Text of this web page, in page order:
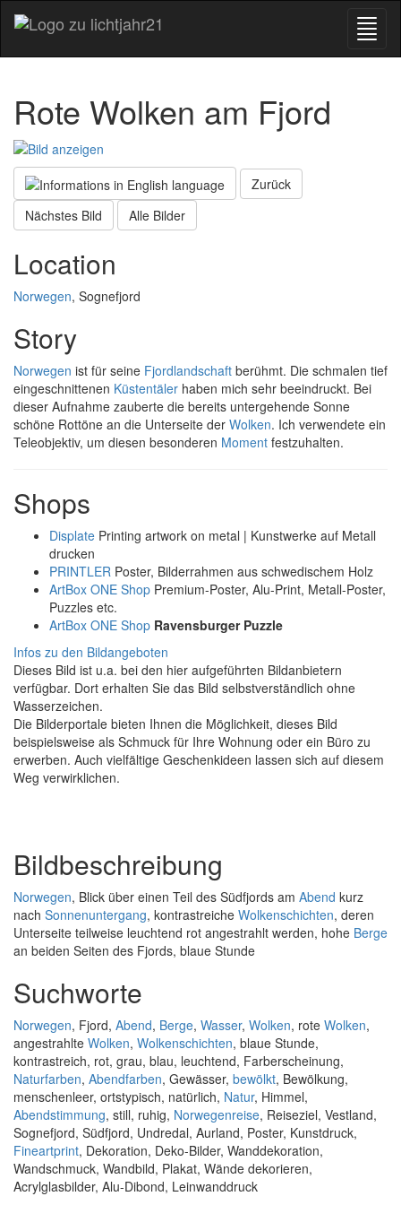
Rote Wolken am Fjord
Zurück
Nächstes Bild
Alle Bilder
Location
Norwegen, Sognefjord
Story
Norwegen ist für seine Fjordlandschaft berühmt. Die schmalen tief
eingeschnittenen Küstentäler haben mich sehr beeindruckt. Bei
dieser Aufnahme zauberte die bereits untergehende Sonne
schöne Rottöne an die Unterseite der Wolken. Ich verwendete ein
Teleobjektiv, um diesen besonderen Moment festzuhalten.
Shops
Displate Printing artwork on metal | Kunstwerke auf Metall
drucken
PRINTLER Poster, Bilderrahmen aus schwedischem Holz
ArtBox ONE Shop Premium-Poster, Alu-Print, Metall-Poster,
Puzzles etc.
ArtBox ONE Shop Ravensburger Puzzle
Infos zu den Bildangeboten
Dieses Bild ist u.a. bei den hier aufgeführten Bildanbietern
verfügbar. Dort erhalten Sie das Bild selbstverständlich ohne
Wasserzeichen.
Die Bilderportale bieten Ihnen die Möglichkeit, dieses Bild
beispielsweise als Schmuck für Ihre Wohnung oder ein Büro zu
erwerben. Auch vielfältige Geschenkideen lassen sich auf diesem
Weg verwirklichen.
Bildbeschreibung
Norwegen, Blick über einen Teil des Südfjords am Abend kurz
nach Sonnenuntergang, kontrastreiche Wolkenschichten, deren
Unterseite teilweise leuchtend rot angestrahlt werden, hohe Berge
an beiden Seiten des Fjords, blaue Stunde
Suchworte
Norwegen, Fjord, Abend, Berge, Wasser, Wolken, rote Wolken,
angestrahlte Wolken, Wolkenschichten, blaue Stunde,
kontrastreich, rot, grau, blau, leuchtend, Farberscheinung,
Naturfarben, Abendfarben, Gewässer, bewölkt, Bewölkung,
menschenleer, ortstypisch, natürlich, Natur, Himmel,
Abendstimmung, still, ruhig, Norwegenreise, Reiseziel, Vestland,
Sognefjord, Südfjord, Undredal, Aurland, Poster, Kunstdruck,
Fineartprint, Dekoration, Deko-Bilder, Wanddekoration,
Wandschmuck, Wandbild, Plakat, Wände dekorieren,
Acrylglasbilder, Alu-Dibond, Leinwanddruck